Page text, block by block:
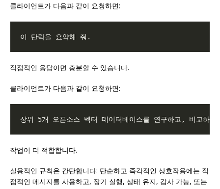
클라이언트가 다음과 같이 요청하면:
직접적인 응답이면 충분할 수 있습니다.
클라이언트가 다음과 같이 요청하면:
작업이 더 적합합니다.
실용적인 규칙은 간단합니다: 단순하고 즉각적인 상호작용에는 직
접적인 메시지를 사용하고, 장기 실행, 상태 유지, 감사 가능, 또는